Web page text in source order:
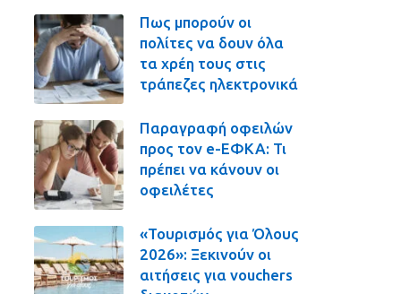
Πως μπορούν οι
πολίτες να δουν όλα
τα χρέη τους στις
τράπεζες ηλεκτρονικά
Παραγραφή οφειλών
προς τον e-ΕΦΚΑ: Τι
πρέπει να κάνουν οι
οφειλέτες
«Τουρισμός για Όλους
2026»: Ξεκινούν οι
αιτήσεις για vouchers